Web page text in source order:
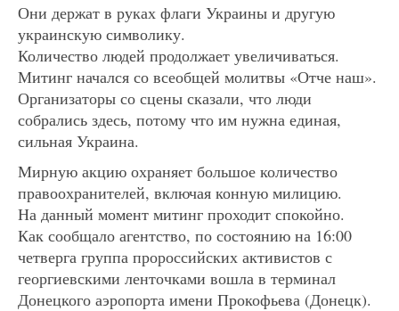
Они держат в руках флаги Украины и другую
украинскую символику.
Количество людей продолжает увеличиваться.
Митинг начался со всеобщей молитвы «Отче наш».
Организаторы со сцены сказали, что люди
собрались здесь, потому что им нужна единая,
сильная Украина.
Мирную акцию охраняет большое количество
правоохранителей, включая конную милицию.
На данный момент митинг проходит спокойно.
Как сообщало агентство, по состоянию на 16:00
четверга группа пророссийских активистов с
георгиевскими ленточками вошла в терминал
Донецкого аэропорта имени Прокофьева (Донецк).